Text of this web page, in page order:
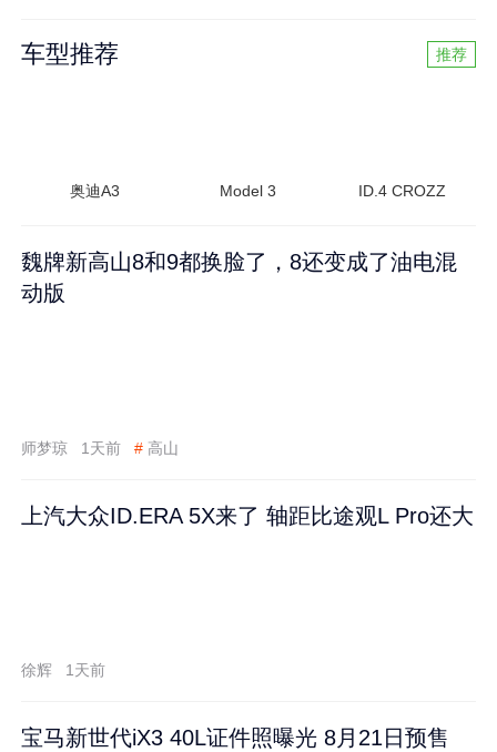
车型推荐 推荐
奥迪A3 Model 3 ID.4 CROZZ
魏牌新高山8和9都换脸了，8还变成了油电混
动版
师梦琼 1天前 # 高山
上汽大众ID.ERA 5X来了 轴距比途观L Pro还大
徐辉 1天前
宝马新世代iX3 40L证件照曝光 8月21日预售